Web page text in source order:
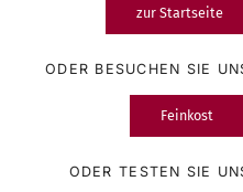
zur Startseite
ODER BESUCHEN SIE
Feinkost
ODER TESTEN SIE